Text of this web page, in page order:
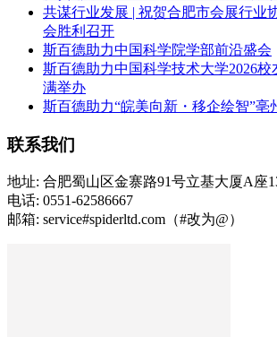
共谋行业发展 | 祝贺合肥市会展行业
会胜利召开
斯百德助力中国科学院学部前沿盛会
斯百德助力中国科学技术大学2026校
满举办
斯百德助力“皖美向新・移企绘智”亳
联系我们
地址: 合肥蜀山区金寨路91号立基大厦A座
电话: 0551-62586667
邮箱: service#spiderltd.com（#改为@）